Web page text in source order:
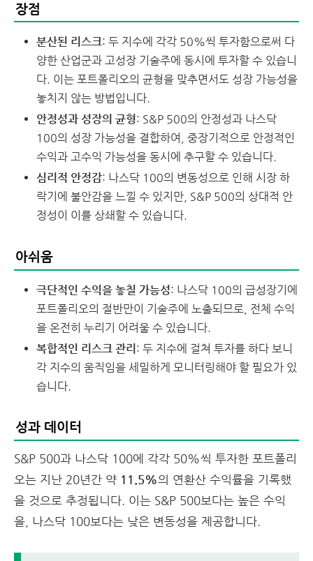
장점
분산된 리스크: 두 지수에 각각 50%씩 투자함으로써 다
양한 산업군과 고성장 기술주에 동시에 투자할 수 있습니
다. 이는 포트폴리오의 균형을 맞추면서도 성장 가능성을
놓치지 않는 방법입니다.
안정성과 성장의 균형: S&P 500의 안정성과 나스닥
100의 성장 가능성을 결합하여, 중장기적으로 안정적인
수익과 고수익 가능성을 동시에 추구할 수 있습니다.
심리적 안정감: 나스닥 100의 변동성으로 인해 시장 하
락기에 불안감을 느낄 수 있지만, S&P 500의 상대적 안
정성이 이를 상쇄할 수 있습니다.
아쉬움
극단적인 수익을 놓칠 가능성: 나스닥 100의 급성장기에
포트폴리오의 절반만이 기술주에 노출되므로, 전체 수익
을 온전히 누리기 어려울 수 있습니다.
복합적인 리스크 관리 : 두 지수에 걸쳐 투자를 하다 보니
각 지수의 움직임을 세밀하게 모니터링해야 할 필요가 있
습니다.
성과 데이터
S&P 500과 나스닥 100에 각각 50%씩 투자한 포트폴리
오는 지난 20년간 약 11.5%의 연환산 수익률을 기록했
을 것으로 추정됩니다. 이는 S&P 500보다는 높은 수익
을, 나스닥 100보다는 낮은 변동성을 제공합니다.